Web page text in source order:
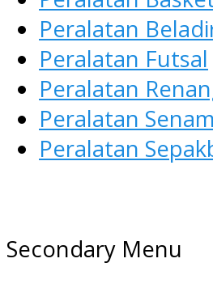
Peralatan
Peralatan Futsal
Peralatan
Peralatan Senam
Peralatan
AGEN ALAT
Menyediakan Alat
Secondary Menu